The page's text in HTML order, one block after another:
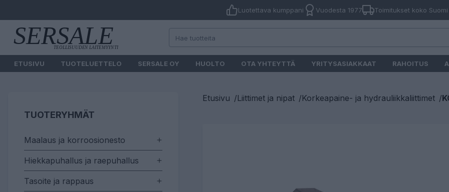
Luotettava kumppani Vuodesta 1977 Toimitukset koko Suomi
ETUSIVU TUOTELUETTELO SERSALE OY HUOLTO OTA YHTEYTTÄ YRITYSASIAKKAAT RAHOITUS
TUOTERYHMÄT
Maalaus ja korroosionesto
Hiekkapuhallus ja raepuhallus
Tasoite ja rappaus
Etusivu /Liittimet ja nipat /Korkeapaine- ja hydrauliikkaliittimet /